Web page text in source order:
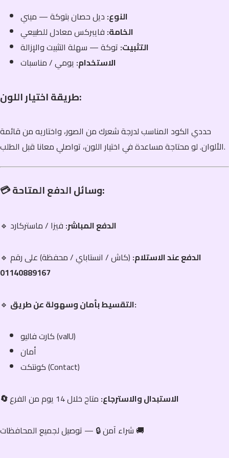
النوع: ديل حصان بتوكة — ميني
الخامة: فايبركس معادل للطبيعي
التثبيت: توكة — سهلة التثبيت والإزالة
الاستخدام: يومي / مناسبات
طريقة اختيار اللون:
حددي الكود المناسب لدرجة شعرك من الصور، واختاريه من قائمة
الألوان. لو محتاجة مساعدة في اختيار اللون، تواصلي معانا قبل الطلب.
💳 وسائل الدفع المتاحة:
🔹 الدفع المباشر: فيزا / ماستركارد
🔹 الدفع عند الاستلام: (كاش / انستاباي / محفظة) على رقم
01140889167
🔹 التقسيط بأمان وسهولة عن طريق:
كارت فاليو (valU)
أمان
كونتكت (Contact)
🔄 الاستبدال والاسترجاع: متاح خلال 14 يوم من الفرع
شراء آمن 🔒 — توصيل لجميع المحافظات 🚚